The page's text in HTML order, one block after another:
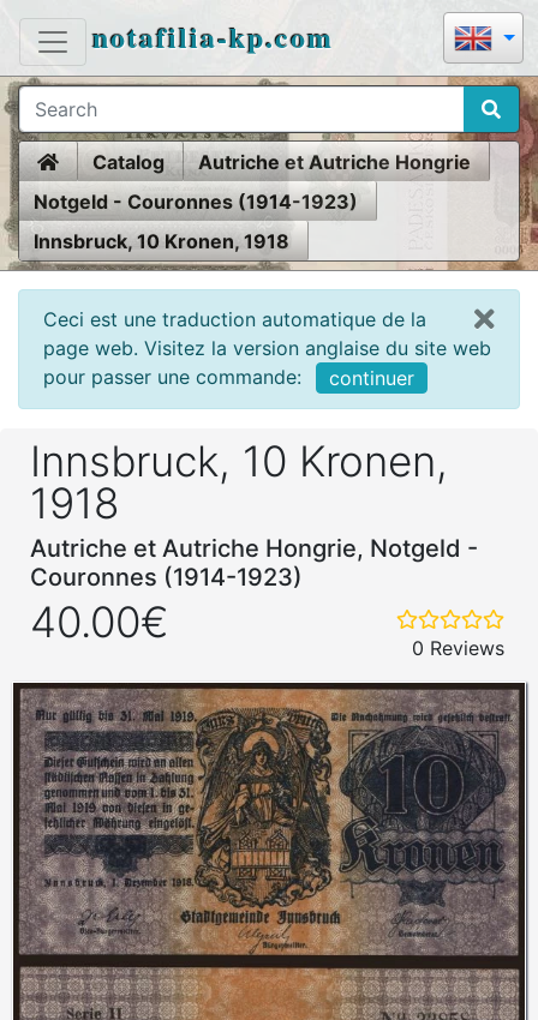
notafilia-kp.com
HomeCatalog
Autriche et Autriche Hongrie
Notgeld - Couronnes (1914-1923)
Innsbruck, 10 Kronen, 1918
Ceci est une traduction automatique de la
page web. Visitez la version anglaise du site web
pour passer une commande:
continuer
Innsbruck, 10 Kronen,
1918
Autriche et Autriche Hongrie, Notgeld -
Couronnes (1914-1923)
40.00€
0 Reviews